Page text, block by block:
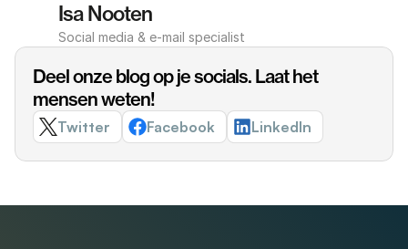
Isa Nooten
Social media & e-mail specialist
Deel onze blog op je socials. Laat het
mensen weten!
Twitter Facebook LinkedIn